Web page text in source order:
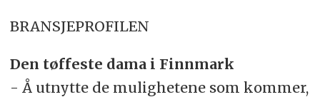
BRANSJEPROFILEN
Den tøffeste dama i Finnmark
- Å utnytte de mulighetene som kommer,